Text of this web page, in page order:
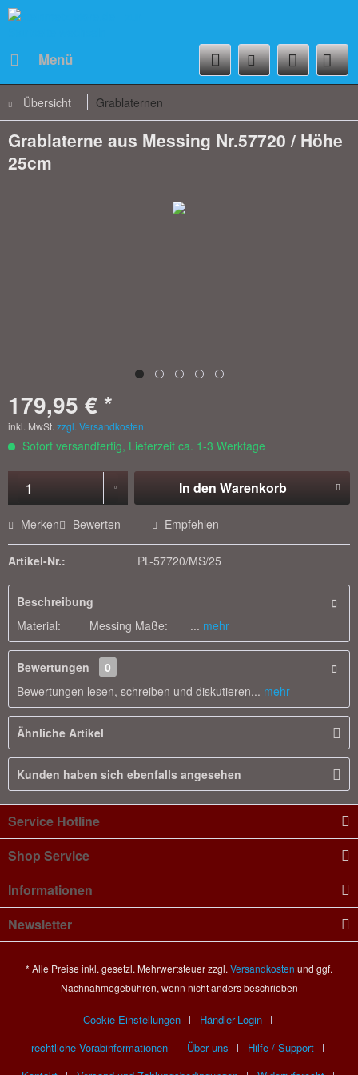
Menü
Übersicht Grablaternen
Grablaterne aus Messing Nr.57720 / Höhe
25cm
179,95 € *
inkl. MwSt. zzgl. Versandkosten
Sofort versandfertig, Lieferzeit ca. 1-3 Werktage
In den Warenkorb
Merken Bewerten Empfehlen
Artikel-Nr.: PL-57720/MS/25
Beschreibung
Material: Messing Maße: ... mehr
Bewertungen
0
Bewertungen lesen, schreiben und diskutieren... mehr
Ähnliche Artikel
Kunden haben sich ebenfalls angesehen
Service Hotline
Shop Service
Informationen
Newsletter
* Alle Preise inkl. gesetzl. Mehrwertsteuer zzgl. Versandkosten und ggf.
Nachnahmegebühren, wenn nicht anders beschrieben
Cookie-Einstellungen
Händler-Login
rechtliche Vorabinformationen
Über uns
Hilfe / Support